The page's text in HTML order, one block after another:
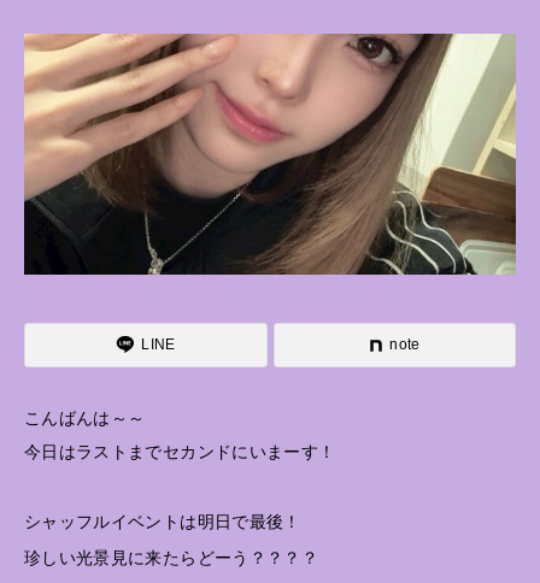
LINE note
こんばんは～～
今日はラストまでセカンドにいまーす！
シャッフルイベントは明日で最後！
珍しい光景見に来たらどーう？？？？